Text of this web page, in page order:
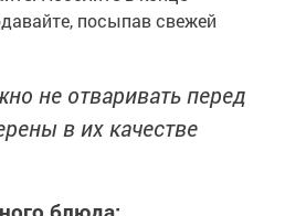
посыпав свежей
не отваривать перед
в их качестве